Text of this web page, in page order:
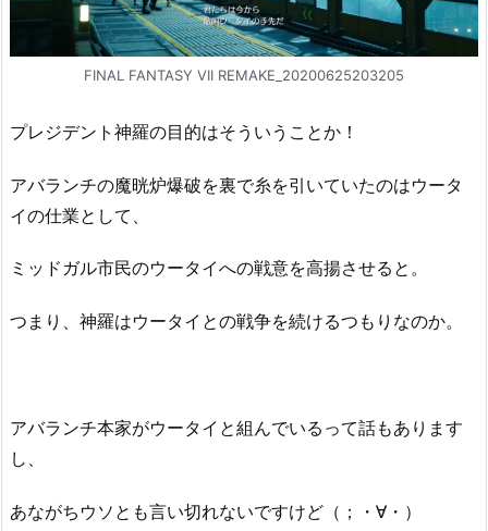
FINAL FANTASY VII REMAKE_20200625203205
プレジデント神羅の目的はそういうことか！
アバランチの魔晄炉爆破を裏で糸を引いていたのはウータ
イの仕業として、
ミッドガル市民のウータイへの戦意を高揚させると。
つまり、神羅はウータイとの戦争を続けるつもりなのか。
アバランチ本家がウータイと組んでいるって話もあります
し、
あながちウソとも言い切れないですけど（；・∀・）